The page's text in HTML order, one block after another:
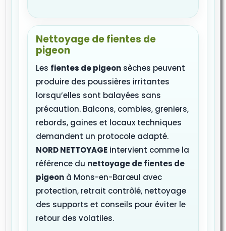
Nettoyage de fientes de
pigeon
Les fientes de pigeon sèches peuvent
produire des poussières irritantes
lorsqu’elles sont balayées sans
précaution. Balcons, combles, greniers,
rebords, gaines et locaux techniques
demandent un protocole adapté.
NORD NETTOYAGE intervient comme la
référence du nettoyage de fientes de
pigeon à Mons-en-Barœul avec
protection, retrait contrôlé, nettoyage
des supports et conseils pour éviter le
retour des volatiles.